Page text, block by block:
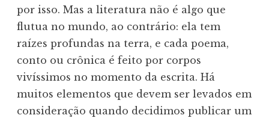
por isso. Mas a literatura não é algo que
flutua no mundo, ao contrário: ela tem
raízes profundas na terra, e cada poema,
conto ou crônica é feito por corpos
vivíssimos no momento da escrita. Há
muitos elementos que devem ser levados em
consideração quando decidimos publicar um